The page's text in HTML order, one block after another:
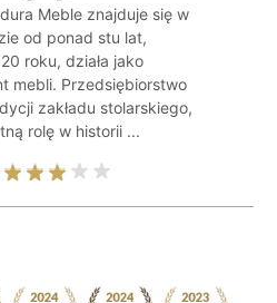
Meble znajduje się w
od ponad stu lat,
roku, działa jako
mebli. Przedsiębiorstwo
zakładu stolarskiego,
rolę w historii ...